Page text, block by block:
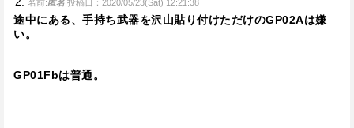
名前:匿名 投稿日：2020/05/23(Sat) 12:21:38
途中にある、手持ち武器を沢山貼り付けただけのGP02Aは嫌
い。
GP01Fbは普通。